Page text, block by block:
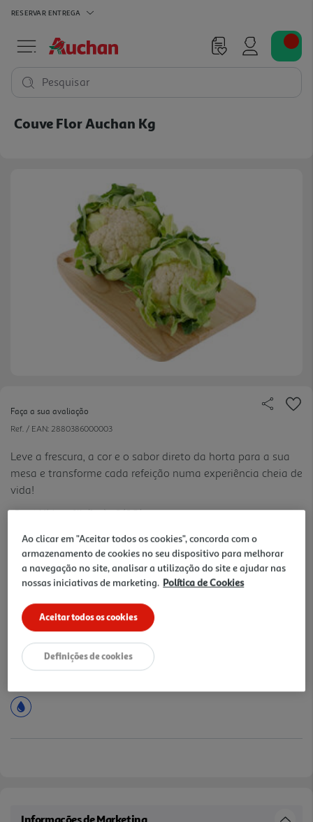
RESERVAR ENTREGA
Pesquisar
Couve Flor Auchan Kg
Faça a sua avaliação
Ref. / EAN: 2880386000003
Leve a frescura, a cor e o sabor direto da horta para a sua
mesa e transforme cada refeição numa experiência cheia de
vida!
Quant. Mínima = 1Kg (1 un) 2.49 €/un
2,49 €
Notas de preparação
Informações de Marketing
Ao clicar em "Aceitar todos os cookies", concorda com o
armazenamento de cookies no seu dispositivo para melhorar
a navegação no site, analisar a utilização do site e ajudar nas
nossas iniciativas de marketing. Política de Cookies
Aceitar todos os cookies
Definições de cookies